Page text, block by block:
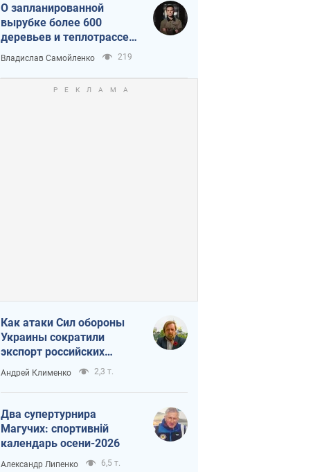
О запланированной
вырубке более 600
деревьев и теплотрассе:
что происходит на
Теремках в Киеве
Владислав Самойленко 219
Как атаки Сил обороны
Украины сократили
экспорт российских
нефтепродуктов
Андрей Клименко 2,3 т.
Два супертурнира
Магучих: спортивній
календарь осени-2026
Александр Липенко 6,5 т.